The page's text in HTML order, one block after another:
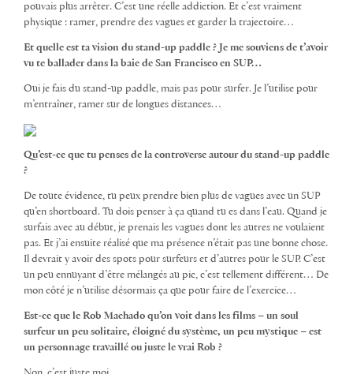
pouvais plus arrêter. C’est une réelle addiction. Et c’est vraiment
physique : ramer, prendre des vagues et garder la trajectoire…
Et quelle est ta vision du stand-up paddle ? Je me souviens de t’avoir
vu te ballader dans la baie de San Francisco en SUP…
Oui je fais du stand-up paddle, mais pas pour surfer. Je l’utilise pour
m’entraîner, ramer sur de longues distances…
Qu’est-ce que tu penses de la controverse autour du stand-up paddle
?
De toute évidence, tu peux prendre bien plus de vagues avec un SUP
qu’en shortboard. Tu dois penser à ça quand tu es dans l’eau. Quand je
surfais avec au début, je prenais les vagues dont les autres ne voulaient
pas. Et j’ai ensuite réalisé que ma présence n’était pas une bonne chose.
Il devrait y avoir des spots pour surfeurs et d’autres pour le SUP. C’est
un peu ennuyant d’être mélangés au pic, c’est tellement différent… De
mon côté je n’utilise désormais ça que pour faire de l’exercice…
Est-ce que le Rob Machado qu’on voit dans les films – un soul
surfeur un peu solitaire, éloigné du système, un peu mystique – est
un personnage travaillé ou juste le vrai Rob ?